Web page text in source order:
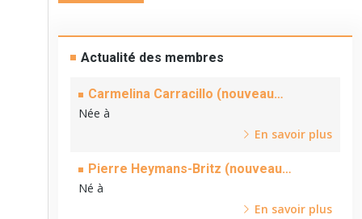
Actualité des membres
Carmelina Carracillo (nouveau
membre)
Née à
En savoir plus
Pierre Heymans-Britz (nouveau
membre)
Né à
En savoir plus